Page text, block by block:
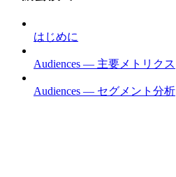
はじめに
Audiences — 主要メトリクス
Audiences — セグメント分析